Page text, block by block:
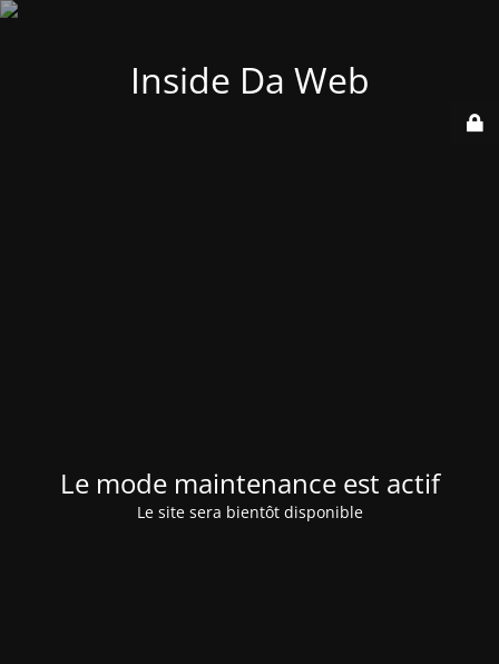
Inside Da Web
Le mode maintenance est actif
Le site sera bientôt disponible